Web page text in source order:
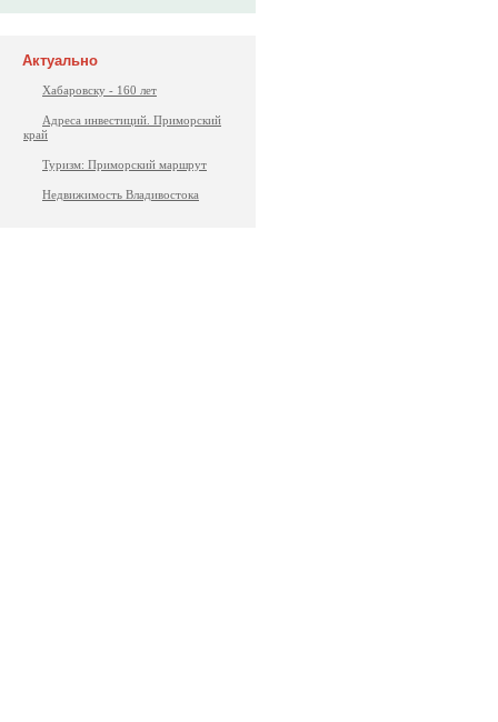
Актуально
Хабаровску - 160 лет
Адреса инвестиций. Приморский
край
Туризм: Приморский маршрут
Недвижимость Владивостока